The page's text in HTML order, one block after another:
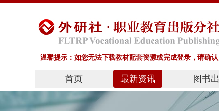
温馨提示：如您无法下载教材配套资源或完成登录，请确
首页 最新资讯 图书